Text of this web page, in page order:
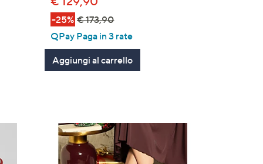
-25% € 173,90
QPay Paga in 3 rate
Aggiungi al carrello